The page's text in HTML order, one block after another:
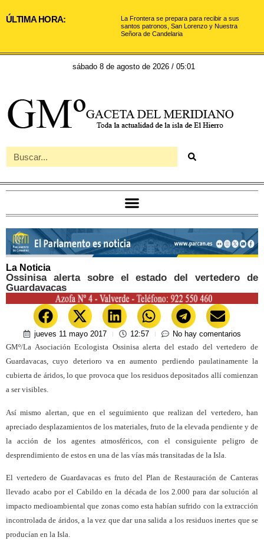
ÚLTIMA HORA:
La Frontera se prepara para recibir a sus
santos patronos, San Lorenzo y Nuestra
Señora de Candelaria
sábado 8 de agosto de 2026 / 05:01
La Noticia
Ossinisa alerta sobre el estado del vertedero de
Guardavacas
jueves 11 mayo 2017 12:57
No hay comentarios
GMº/La Asociación Ecologista Ossinisa alerta del estado del vertedero de
Guardavacas, cuyo deterioro va en aumento perdiendo paulatinamente la
cubierta de áridos, lo que provoca que los residuos depositados allí comienzan
a ser visibles.
Así mismo alertan, que en el seguimiento que realizan del vertedero, han
apreciado desplazamientos de los materiales, fruto de la elevada pendiente y de
la acción de los agentes atmosféricos, con el consiguiente peligro de
desprendimiento de estos en una de las vías más transitadas de la Isla.
El vertedero de Guardavacas es fruto del Plan de Restauración de Canteras
llevado acabo por el Cabildo en la década de los 2.000 para dar solución al
impacto medioambiental que zonas como esta habían sufrido con la extracción
incontrolada de áridos, a la vez que dar una salida a los residuos inertes que se
producían en la Isla.